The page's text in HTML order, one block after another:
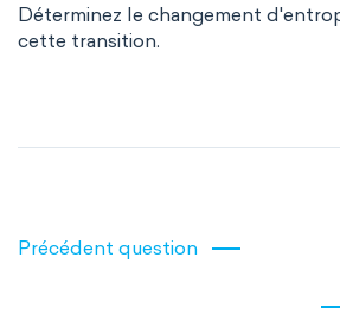
Déterminez le changement
cette transition.
Précédent question